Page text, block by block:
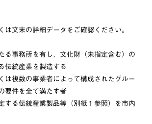
は文末の詳細データをご確認ください。
事務所を有し、文化財（未指定含む）の
伝統産業を製造する
複数の事業者によって構成されたグルー
要件を全て満たす者
る伝統産業製品等（別紙１参照）を市内